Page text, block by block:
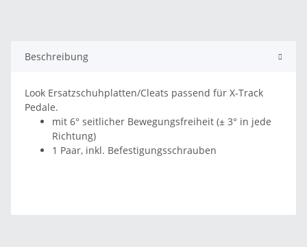
Beschreibung
Look Ersatzschuhplatten/Cleats passend für X-Track
Pedale.
mit 6° seitlicher Bewegungsfreiheit (± 3° in jede
Richtung)
1 Paar, inkl. Befestigungsschrauben